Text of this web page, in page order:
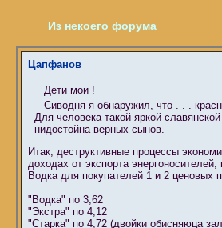
Из некоего форума
Цапфанов
Дети мои !
Сиводня я обнаружил, что . . .
Для человека такой яркой
нидостойна верных сынов.
Итак, деструктивные процессы
доходах от экспорта
Водка для покупателей 1 и 2 ценовых
"Водка" по 3,62
"Экстра" по 4,12
"Старка" по 4,72 (двойки обисняюца